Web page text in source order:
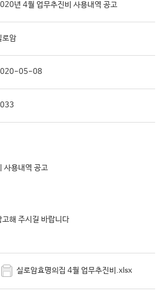
년 4월 업무추진비 사용내역 공고
로암
05-08
사용내역 공고
해 주시길 바랍니다
실로암효명의집 4월 업무추진비.xlsx